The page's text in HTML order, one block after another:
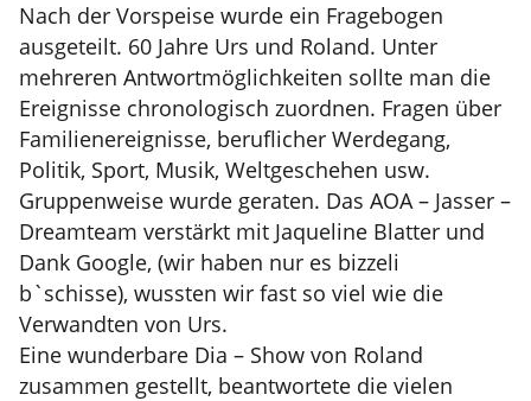
Nach der Vorspeise wurde ein Fragebogen
ausgeteilt. 60 Jahre Urs und Roland. Unter
mehreren Antwortmöglichkeiten sollte man die
Ereignisse chronologisch zuordnen. Fragen über
Familienereignisse, beruflicher Werdegang,
Politik, Sport, Musik, Weltgeschehen usw.
Gruppenweise wurde geraten. Das AOA – Jasser –
Dreamteam verstärkt mit Jaqueline Blatter und
Dank Google, (wir haben nur es bizzeli
b`schisse), wussten wir fast so viel wie die
Verwandten von Urs.
Eine wunderbare Dia – Show von Roland
zusammen gestellt, beantwortete die vielen